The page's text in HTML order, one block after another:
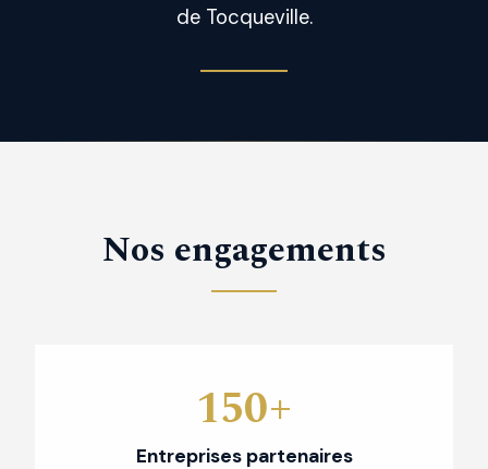
de Tocqueville.
Nos engagements
150+
Entreprises partenaires